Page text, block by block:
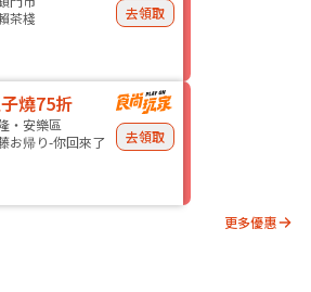
茶棧
去領取
燒75折
・安樂區
お帰り-你回來了
去領取
更多優惠